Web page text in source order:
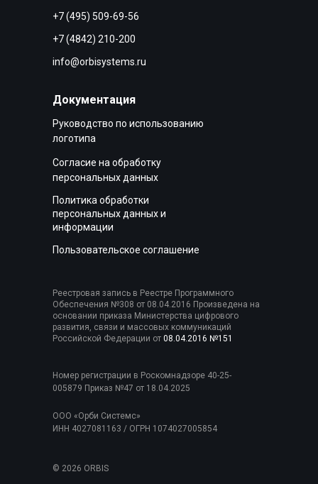
© 2026 ORBIS
+7 (4842) 210-200
ИНН 4027081163 / ОГРН 1074027005854
Реестровая запись в Реестре Программного
Обеспечения №308 от 08.04.2016 Произведена на
основании приказа Министерства цифрового
развития, связи и массовых коммуникаций
Российской Федерации от 08.04.2016 №151
Номер регистрации в Роскомнадзоре 40-25-
005879 Приказ №47 от 18.04.2025
ООО «Орби Системс»
Руководство по использованию
логотипа
Согласие на обработку
персональных данных
Пользовательское соглашение
Политика обработки
персональных данных и
информации
info@orbisystems.ru
Документация
+7 (495) 509-69-56